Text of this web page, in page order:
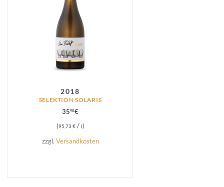
2018
SELEKTION SOLARIS
3590€
95,73€/ l
zzgl. Versandkosten